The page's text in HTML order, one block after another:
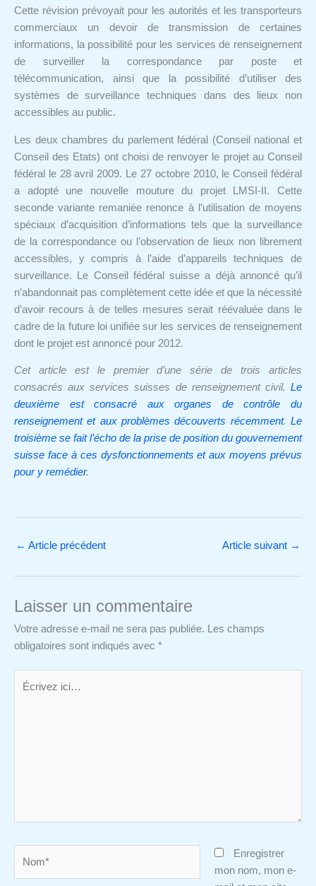
Cette révision prévoyait pour les autorités et les transporteurs
commerciaux un devoir de transmission de certaines
informations, la possibilité pour les services de renseignement
de surveiller la correspondance par poste et
télécommunication, ainsi que la possibilité d’utiliser des
systèmes de surveillance techniques dans des lieux non
accessibles au public.
Les deux chambres du parlement fédéral (Conseil national et
Conseil des Etats) ont choisi de renvoyer le projet au Conseil
fédéral le 28 avril 2009. Le 27 octobre 2010, le Conseil fédéral
a adopté une nouvelle mouture du projet LMSI-II. Cette
seconde variante remaniée renonce à l’utilisation de moyens
spéciaux d’acquisition d’informations tels que la surveillance
de la correspondance ou l’observation de lieux non librement
accessibles, y compris à l’aide d’appareils techniques de
surveillance. Le Conseil fédéral suisse a déjà annoncé qu’il
n’abandonnait pas complètement cette idée et que la nécessité
d’avoir recours à de telles mesures serait réévaluée dans le
cadre de la future loi unifiée sur les services de renseignement
dont le projet est annoncé pour 2012.
Cet article est le premier d’une série de trois articles
consacrés aux services suisses de renseignement civil. Le
deuxième est consacré aux organes de contrôle du
renseignement et aux problèmes découverts récemment.Le
troisième se fait l’écho de la prise de position du gouvernement
suisse face à ces dysfonctionnements et aux moyens prévus
pour y remédier.
← Article précédent Article suivant →
Laisser un commentaire
Votre adresse e-mail ne sera pas publiée. Les champs
obligatoires sont indiqués avec *
Écrivez
Enregistrer
mon nom, mon e-